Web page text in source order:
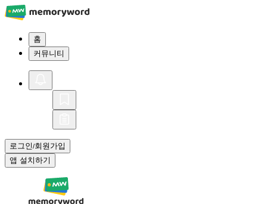
홈
커뮤니티
로그인/회원가입
앱 설치하기